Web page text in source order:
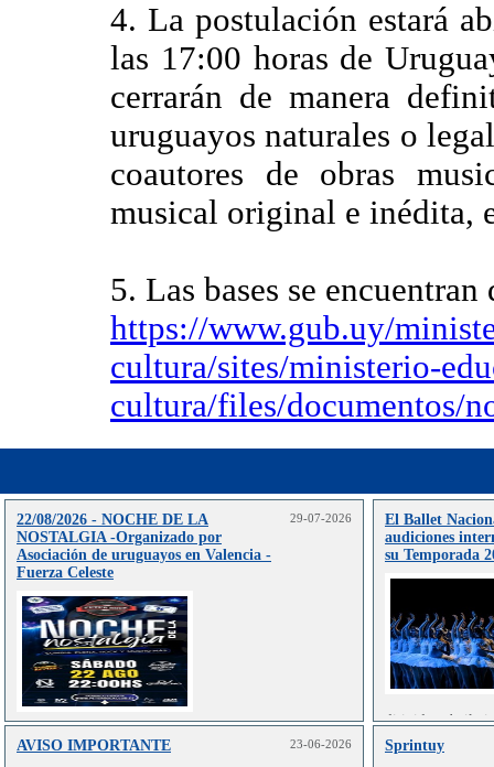
4. La postulación estará
las 17:00 horas de
cerrarán de manera
uruguayos naturales o
coautores de obras
musical original e inédita,
5. Las bases se
https://www.gub.uy/
cultura/sites/ministerio-
cultura/files/documentos/
22/08/2026 - NOCHE DE LA
NOSTALGIA -Organizado por
Asociación de uruguayos en Valencia -
Fuerza Celeste
29-07-2026
Leer más..
El Ballet
audiciones
su Temporada
dirigida a
en danza
contemporánea.
AVISO IMPORTANTE 23-06-2026 Sprintuy